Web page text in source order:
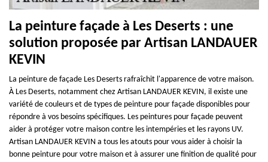
La peinture façade à Les Deserts : une
solution proposée par Artisan LANDAUER
KEVIN
La peinture de façade Les Deserts rafraîchit l'apparence de votre maison.
À Les Deserts, notamment chez Artisan LANDAUER KEVIN, il existe une
variété de couleurs et de types de peinture pour façade disponibles pour
répondre à vos besoins spécifiques. Les peintures pour façade peuvent
aider à protéger votre maison contre les intempéries et les rayons UV.
Artisan LANDAUER KEVIN a tous les atouts pour vous aider à choisir la
bonne peinture pour votre maison et à assurer une finition de qualité pour